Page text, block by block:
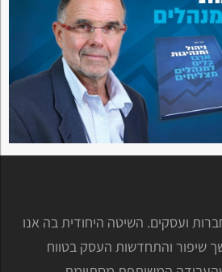
ועסקים. השיטה היחודית בה אנו
שיפור והתחדשות העסק בטווח